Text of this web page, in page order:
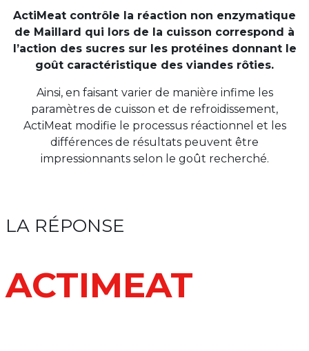
ActiMeat contrôle la réaction non enzymatique
de Maillard qui lors de la cuisson correspond à
l’action des sucres sur les protéines donnant le
goût caractéristique des viandes rôties.
Ainsi, en faisant varier de manière infime les
paramètres de cuisson et de refroidissement,
ActiMeat modifie le processus réactionnel et les
différences de résultats peuvent être
impressionnants selon le goût recherché.
LA RÉPONSE
ACTIMEAT